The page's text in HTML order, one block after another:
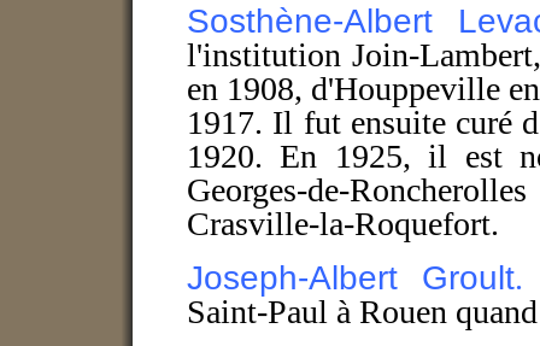
Sosthène-Albert
l'institution Join-
en 1908, d'Houppeville
1917. Il fut ensuite curé
1920. En 1925, il est
Georges-de-
Crasville-la-Roquefort.
Joseph-Albert Groult
Saint-Paul à Rouen